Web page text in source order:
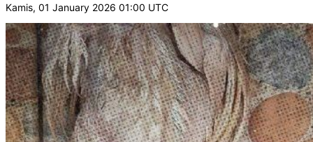
Kamis, 01 January 2026 01:00 UTC